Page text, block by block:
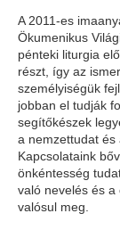
A 2011-es
Ökumenikus
pénteki liturgia
részt, így az
személyiségük
jobban el tudják
segítőkészek
a nemzettudat és
Kapcsolataink
önkéntesség
való nevelés és
valósul meg.